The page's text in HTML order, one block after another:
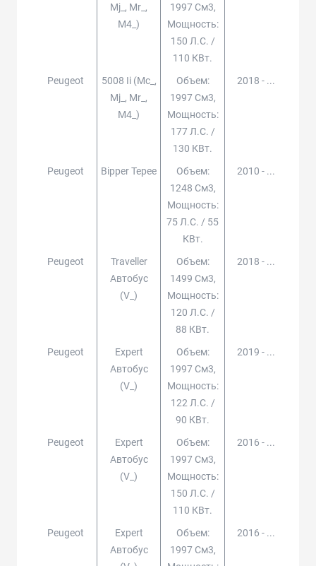
Mj_, Mr_,
M4_)
1997 См3,
Мощность:
150 Л.с. /
110 КВт.
Peugeot
5008 Ii (mc_,
Mj_, Mr_,
M4_)
Объем:
1997 См3,
Мощность:
177 Л.с. /
130 КВт.
2018 - ...
Peugeot Bipper Tepee
Объем:
1248 См3,
Мощность:
75 Л.с. / 55
КВт.
2010 - ...
Peugeot
Traveller
Автобус
(v_)
Объем:
1499 См3,
Мощность:
120 Л.с. /
88 КВт.
2018 - ...
Peugeot
Expert
Автобус
(v_)
Объем:
1997 См3,
Мощность:
122 Л.с. /
90 КВт.
2019 - ...
Peugeot
Expert
Автобус
(v_)
Объем:
1997 См3,
Мощность:
150 Л.с. /
110 КВт.
2016 - ...
Peugeot
Expert
Автобус
Объем:
1997 См3,
2016 - ...